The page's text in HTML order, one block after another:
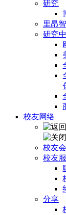
研究
里昂
研究
校友网络
校友会
校友
分享